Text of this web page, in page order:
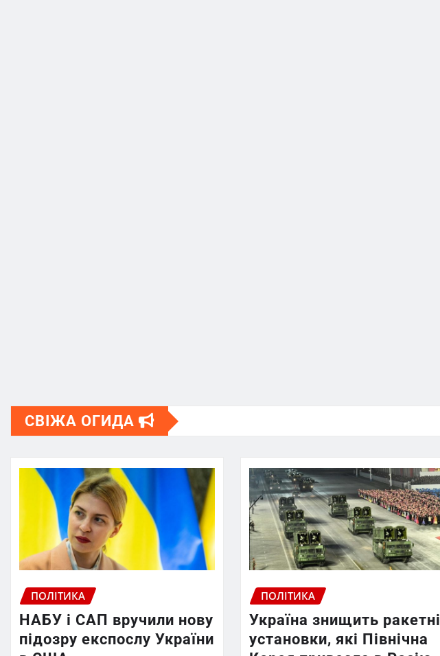
СВІЖА ОГИДА
ПОЛІТИКА
НАБУ і САП вручили нову
підозру експослу України
ПОЛІТИКА
Україна знищить ракетні
установки, які Північна